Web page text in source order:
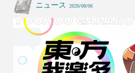
ニュース 2026/08/06